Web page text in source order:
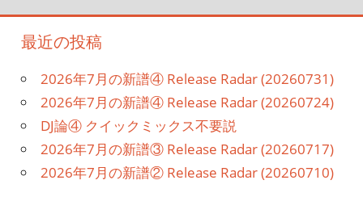
最近の投稿
2026年7月の新譜④ Release Radar (20260731)
2026年7月の新譜④ Release Radar (20260724)
DJ論④ クイックミックス不要説
2026年7月の新譜③ Release Radar (20260717)
2026年7月の新譜② Release Radar (20260710)